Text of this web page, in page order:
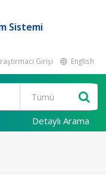
Sistemi
Girişi English
Detaylı Arama